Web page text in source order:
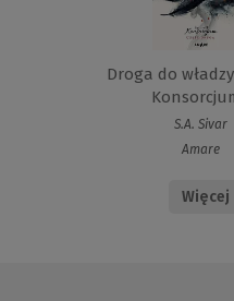
Droga do
S.A. Sivar
Amare
Więcej